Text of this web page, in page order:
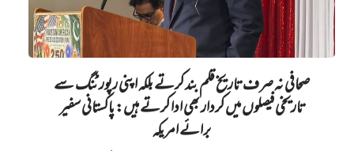
صحافی نہ صرف تاریخ قلم بند کرتے بلکہ اپنی رپورٹنگ سے
تاریخی فیصلوں میں کردار بھی ادا کرتے ہیں: پاکستانی سفیر
برائے امریکہ